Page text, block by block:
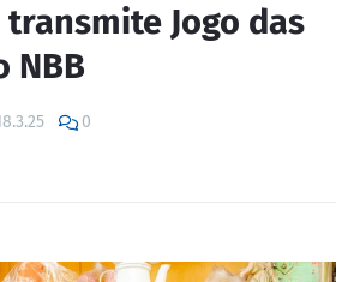
Jogo das
NBB
0